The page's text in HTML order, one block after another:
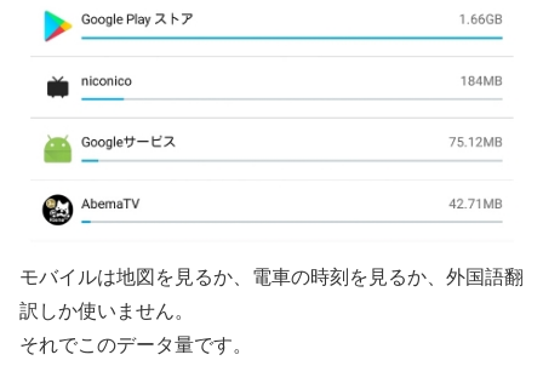
モバイルは地図を見るか、電車の時刻を見るか、外国語翻
訳しか使いません。
それでこのデータ量です。